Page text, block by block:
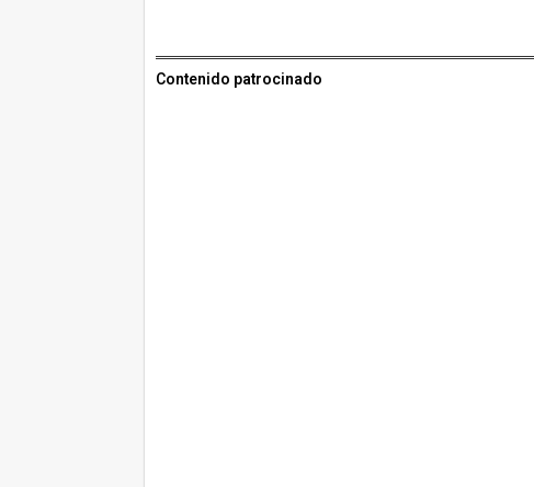
Contenido patrocinado